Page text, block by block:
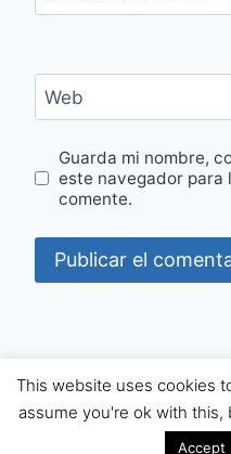
Web
Guarda mi nombre,
este navegador para
comente.
© 2026 APRENDE
WordPress
This website uses cookies
assume you're ok with
Accept